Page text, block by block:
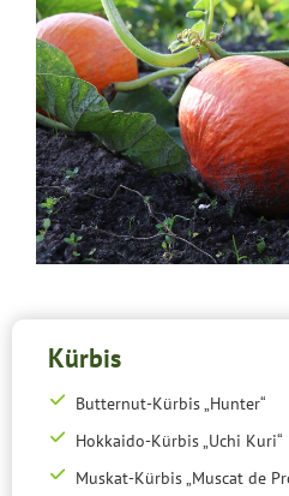
Kürbis
Butternut-Kürbis „Hunter“
Hokkaido-Kürbis „Uchi Kuri“
Muskat-Kürbis „Muscat de